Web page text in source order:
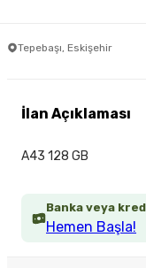
Tepebaşı, Eskişehir
Banka veya
Hemen Başla!
İlan Açıklaması
A43 128 GB